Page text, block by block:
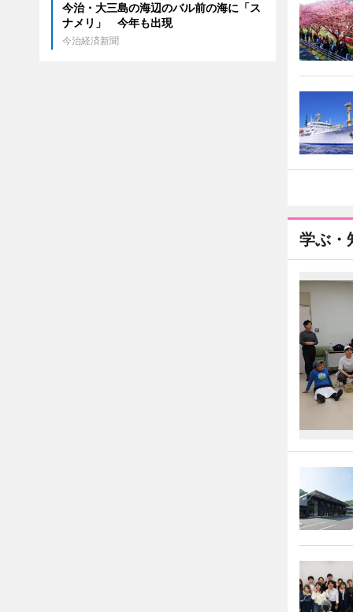
学ぶ・
今治・大三島の海辺のバル前の海に「ス
ナメリ」 今年も出現
今治経済新聞